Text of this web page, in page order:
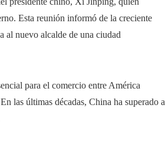
Esta reunión informó de la creciente
al nuevo alcalde de una ciudad
para el comercio entre América
las últimas décadas, China ha superado a